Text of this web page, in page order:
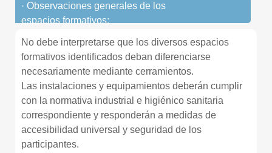
· Observaciones generales de los
espacios formativos:
No debe interpretarse que los diversos espacios
formativos identificados deban diferenciarse
necesariamente mediante cerramientos.
Las instalaciones y equipamientos deberán cumplir
con la normativa industrial e higiénico sanitaria
correspondiente y responderán a medidas de
accesibilidad universal y seguridad de los
participantes.